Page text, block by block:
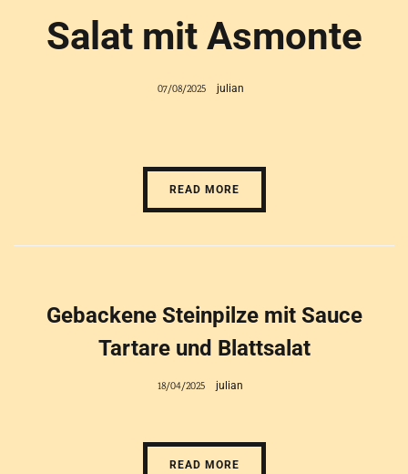
Salat mit Asmonte
07/08/2025 julian
READ MORE
Gebackene Steinpilze mit Sauce
Tartare und Blattsalat
18/04/2025 julian
READ MORE